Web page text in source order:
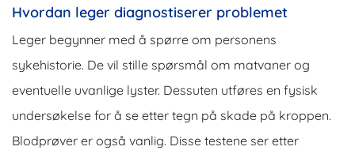
Hvordan leger diagnostiserer problemet
Leger begynner med å spørre om personens
sykehistorie. De vil stille spørsmål om matvaner og
eventuelle uvanlige lyster. Dessuten utføres en fysisk
undersøkelse for å se etter tegn på skade på kroppen.
Blodprøver er også vanlig. Disse testene ser etter